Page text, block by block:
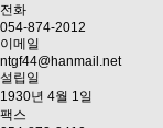
전화
054-874-2012
이메일
ntgf44@hanmail.net
설립일
1930년 4월 1일
팩스